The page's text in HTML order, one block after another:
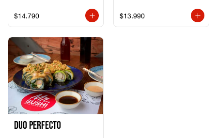
$14.790 $13.990
Duo perfecto